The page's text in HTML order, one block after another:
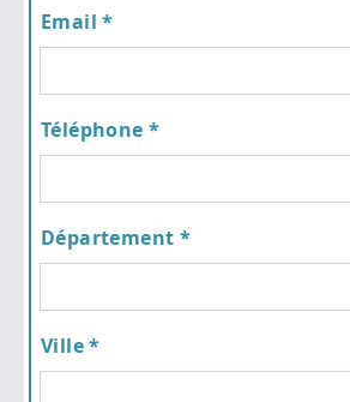
Email *
Téléphone *
Département *
Ville *